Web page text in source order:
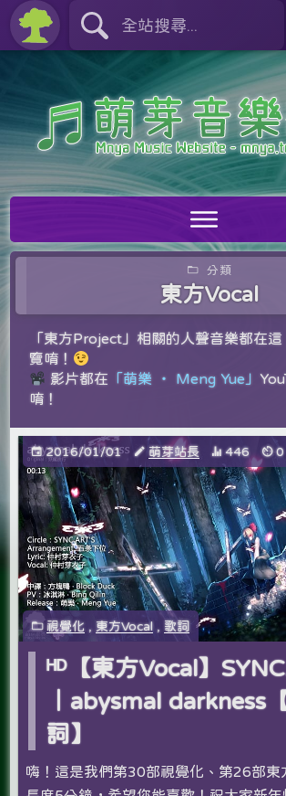
分類
東方Vocal
「東方Project」相關的人聲音樂都在這
覽唷！
影片都在 「萌樂 ‧ Meng Yue」
唷！
2016/01/01 萌芽站長 446 0
視覺化 , 東方Vocal , 歌詞
ᴴᴰ【東方Vocal】
｜abysmal darkness
詞】
嗨！這是我們第30部視覺化、第26部東